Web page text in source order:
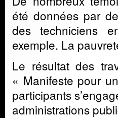
été données par
des techniciens
exemple. La
Le résultat des
« Manifeste pour
participants
administrations